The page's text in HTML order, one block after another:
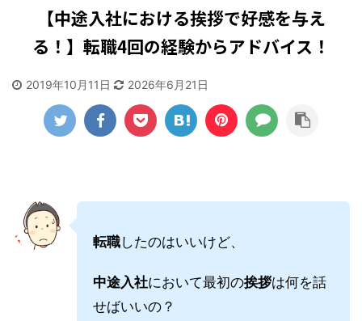
【中途入社における挨拶で好感を与え
る！】転職4回の経験からアドバイス！
2019年10月11日 2026年6月21日
転職したのはいいけど、
中途入社において最初の挨拶は何を話
せばいいの？